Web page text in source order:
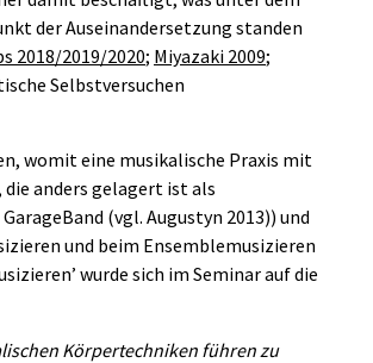
der Auseinandersetzung standen
2018/2019/2020; Miyazaki 2009;
Selbstversuchen
womit eine musikalische Praxis mit
anders gelagert ist als
(vgl. Augustyn 2013)) und
und beim Ensemblemusizieren
wurde sich im Seminar auf die
Körpertechniken führen zu